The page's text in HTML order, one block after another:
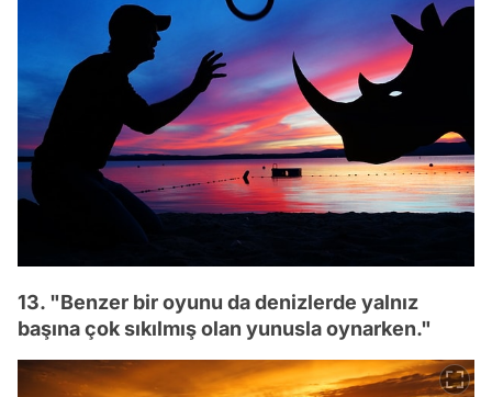
13. "Benzer bir oyunu da denizlerde yalnız
başına çok sıkılmış olan yunusla oynarken."